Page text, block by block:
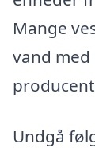
Mange
vand
Undgå